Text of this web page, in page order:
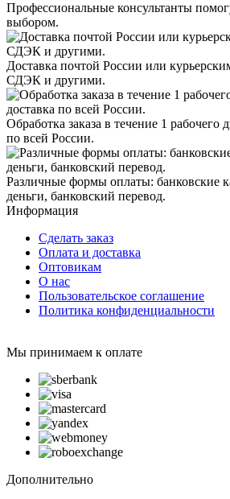
Профессиональные консультанты
выбором.
Доставка почтой России или
СДЭК и другими.
Обработка заказа в течение 1 рабочего
по всей России.
Различные формы оплаты: банковские
деньги, банковский перевод.
Информация
Сделать заказ
Оплата и доставка
Оптовикам
О нас
Пользовательское соглашение
Политика конфиденциальности
Мы принимаем к оплате
Дополнительно